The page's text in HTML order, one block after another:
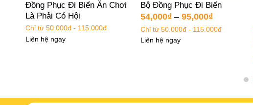
Bộ Đồng Phục Đi Biển
54,000₫ –95,000₫
Chỉ từ 50.000đ - 115.000đ
Liên hệ ngay
Đồng Phục Đi Biển Ăn Chơi
Là Phải Có Hội
Chỉ từ 50.000đ - 115.000đ
Liên hệ ngay